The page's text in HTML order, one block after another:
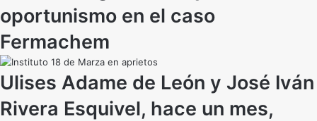
oportunismo en el caso
Fermachem
Ulises Adame de León y José Iván
Rivera Esquivel, hace un mes,